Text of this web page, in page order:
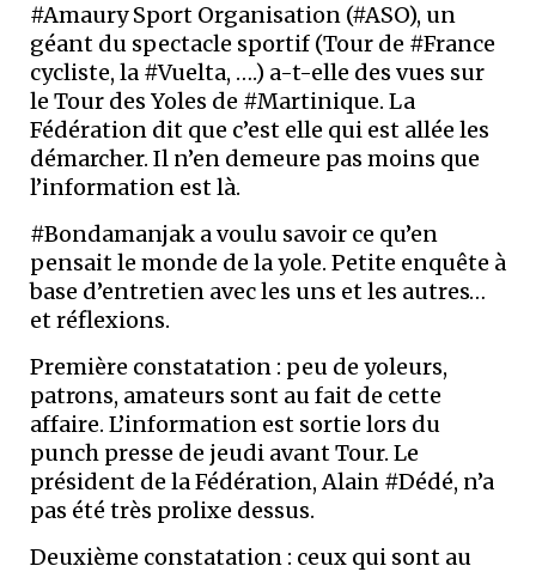
#Amaury Sport Organisation (#ASO), un
géant du spectacle sportif (Tour de #France
cycliste, la #Vuelta, ….) a-t-elle des vues sur
le Tour des Yoles de #Martinique. La
Fédération dit que c’est elle qui est allée les
démarcher. Il n’en demeure pas moins que
l’information est là.
#Bondamanjak a voulu savoir ce qu’en
pensait le monde de la yole. Petite enquête à
base d’entretien avec les uns et les autres…
et réflexions.
Première constatation : peu de yoleurs,
patrons, amateurs sont au fait de cette
affaire. L’information est sortie lors du
punch presse de jeudi avant Tour. Le
président de la Fédération, Alain #Dédé, n’a
pas été très prolixe dessus.
Deuxième constatation : ceux qui sont au